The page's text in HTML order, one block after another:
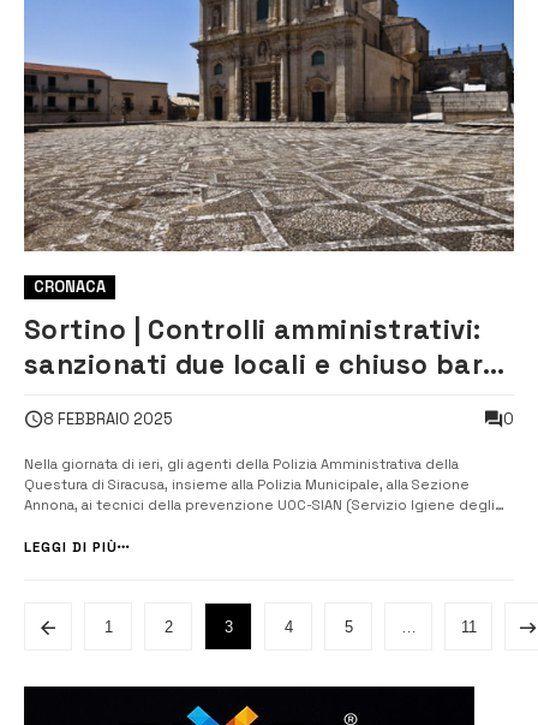
CRONACA
Sortino | Controlli amministrativi:
sanzionati due locali e chiuso bar
8 FEBBRAIO 2025 0
Nella giornata di ieri, gli agenti della Polizia Amministrativa della
Questura di Siracusa, insieme alla Polizia Municipale, alla Sezione
Annona, ai tecnici della prevenzione UOC-SIAN (Servizio Igiene degli
hanno effettuato un’ispezione mirata. Durante i controlli, du...
LEGGI DI PIÙ
1 2 3 4 5 … 11